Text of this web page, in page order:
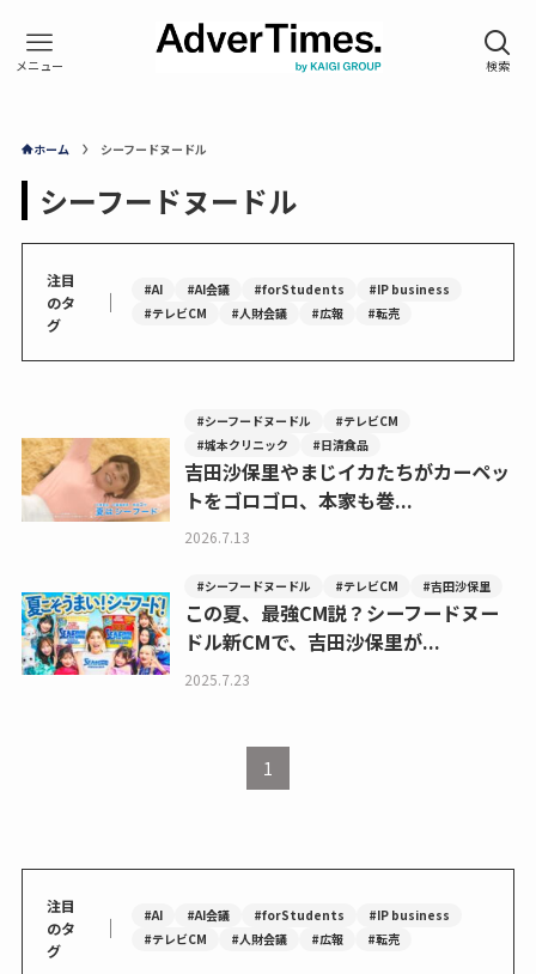
ホーム シーフードヌードル
シーフードヌードル
注目
のタ
グ
｜ #AI #AI会議 #forStudents
#IP business
#テレビCM
#人財会議 #広報 #転売
#シーフードヌードル
#テレビCM
#城本クリニック
#日清食品
吉田沙保里やまじイカたちがカーペッ
トをゴロゴロ、本家も巻...
2026.7.13
#シーフードヌードル #テレビCM #吉田沙保里
この夏、最強CM説？シーフードヌー
ドル新CMで、吉田沙保里が...
2025.7.23
1
注目
のタ
グ
｜ #AI #AI会議 #forStudents
#IP business
#テレビCM
#人財会議 #広報 #転売